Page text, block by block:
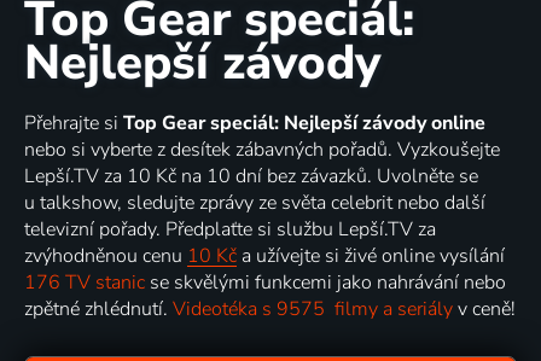
Top Gear speciál:
Nejlepší závody
Přehrajte si Top Gear speciál: Nejlepší závody online
nebo si vyberte z desítek zábavných pořadů. Vyzkoušejte
Lepší.TV za 10 Kč na 10 dní bez závazků. Uvolněte se
u talkshow, sledujte zprávy ze světa celebrit nebo další
televizní pořady. Předplaťte si službu Lepší.TV za
zvýhodněnou cenu 10 Kč a užívejte si živé online vysílání
176 TV stanic se skvělými funkcemi jako nahrávání nebo
zpětné zhlédnutí. Videotéka s 9575 filmy a seriályv ceně!